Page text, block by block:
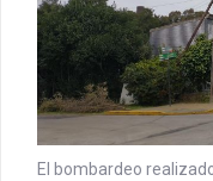
El bombardeo